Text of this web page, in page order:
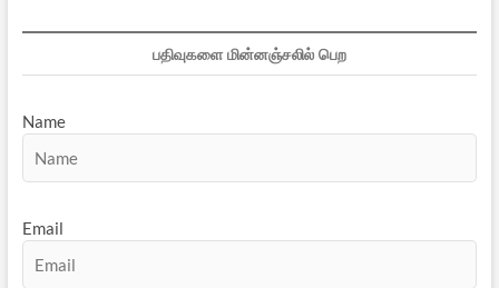
பதிவுகளை மின்னஞ்சலில் பெற
Name
Email